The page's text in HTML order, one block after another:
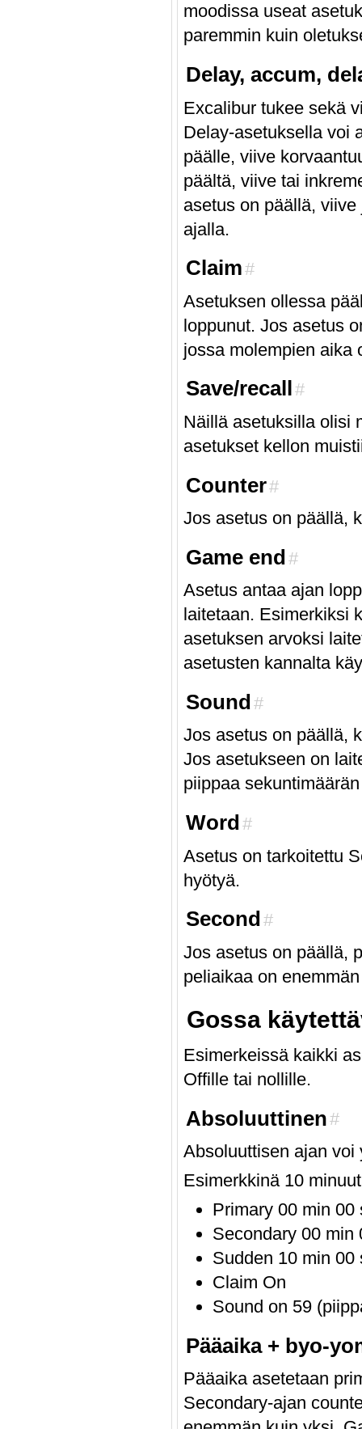
moodissa useat
paremmin kuin
Delay, accum,
Excalibur tukee sekä
Delay-asetuksella voi
päälle, viive
päältä, viive tai
asetus on päällä,
ajalla.
Claim#
Asetuksen ollessa
loppunut. Jos asetus
jossa molempien aika
Save/recall#
Näillä asetuksilla olisi
asetukset kellon
Counter#
Jos asetus on päällä,
Game end#
Asetus antaa ajan
laitetaan. Esimerkiksi
asetuksen arvoksi
asetusten kannalta
Sound#
Jos asetus on päällä,
Jos asetukseen on
piippaa
Word#
Asetus on tarkoitettu
hyötyä.
Second#
Jos asetus on päällä,
peliaikaa on
Gossa
Esimerkeissä kaikki
Offille tai nollille.
Absoluuttinen#
Absoluuttisen ajan voi
Esimerkkinä 10
Primary 00 min 00
Secondary 00 min
Sudden 10 min 00
Claim On
Sound on 59
Pääaika + byo-
Pääaika asetetaan
Secondary-ajan